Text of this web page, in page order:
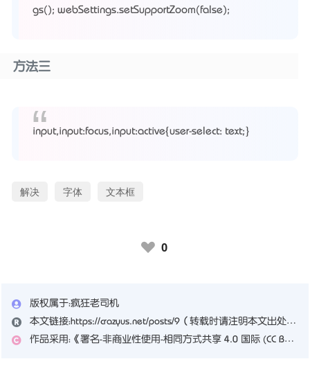
gs(); webSettings.setSupportZoom(false);
方法三
input,input:focus,input:active{user-select: text;}
解决 字体 文本框
♥ 0
版权属于：疯狂老司机
本文链接：https://crazyus.net/posts/9 （转载时请注明本文出处及文章链接）
作品采用： 《署名-非商业性使用-相同方式共享 4.0 国际 (CC BY-NC-SA 4.0)